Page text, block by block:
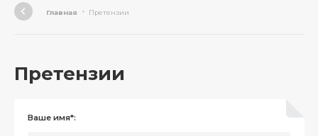
Главная Претензии
Претензии
Ваше имя*: